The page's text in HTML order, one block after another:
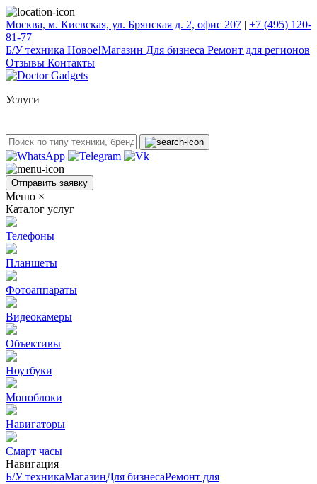
Москва, м. Киевская, ул. Брянская д. 2, офис 207 | +7 (495) 120-
81-77
Б/У техникa Новое!Магазин Для бизнеса Ремонт для регионов
Отзывы Контакты
Услуги
Отправить заявку
Меню ×
Каталог услуг
Телефоны
Планшеты
Фотоаппараты
Видеокамеры
Объективы
Ноутбуки
Моноблоки
Навигаторы
Смарт часы
Навигация
Б/У техникaМагазинДля бизнесаРемонт для